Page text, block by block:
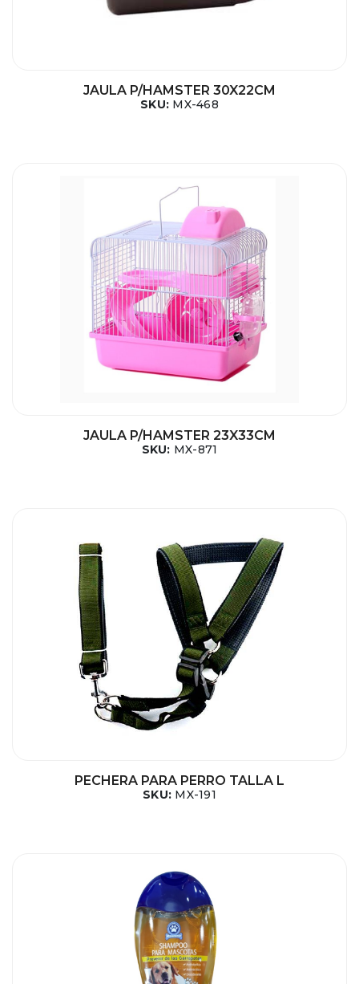
JAULA P/HAMSTER 30X22CM
SKU: MX-468
JAULA P/HAMSTER 23X33CM
SKU: MX-871
PECHERA PARA PERRO TALLA L
SKU: MX-191